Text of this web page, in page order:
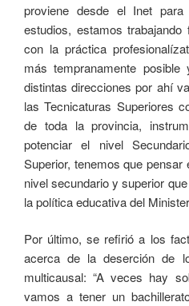
proviene desde el Inet
estudios, estamos
con la práctica
más tempranamente
distintas direcciones por ahí
las Tecnicaturas Superiores
de toda la provincia,
potenciar el nivel
Superior, tenemos que
nivel secundario y superior
la política educativa del
Por último, se refirió a los
acerca de la deserción de
multicausal: “A veces hay
vamos a tener un